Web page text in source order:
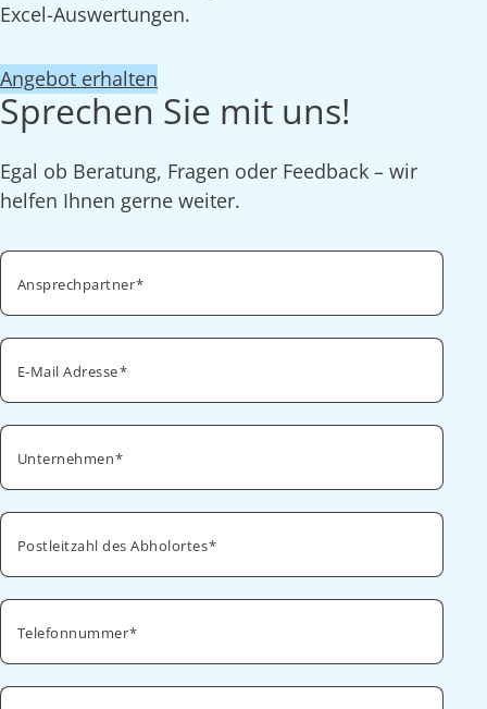
Excel-Auswertungen.
Angebot erhalten
Sprechen Sie mit uns!
Egal ob Beratung, Fragen oder Feedback – wir
helfen Ihnen gerne weiter.
Ansprechpartner
E-Mail Adresse
Unternehmen
Postleitzahl des Abholortes
Telefonnummer